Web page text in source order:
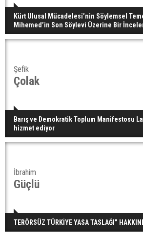
Kürt Ulusal Mücadelesi’nin Söylemsel
Mihemed’in Son Söylevi Üzerine Bir
Şefik
Çolak
Barış ve Demokratik Toplum Manifestosu
hizmet ediyor
İbrahim
Güçlü
TERÖRSÜZ TÜRKİYE YASA TASLAĞI”